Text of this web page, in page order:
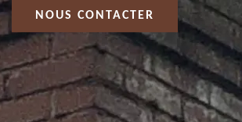
NOUS CONTACTER